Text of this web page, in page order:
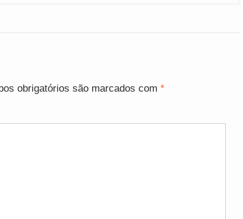
obrigatórios são marcados com *